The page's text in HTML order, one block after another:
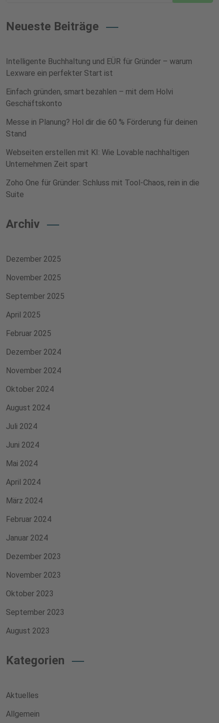
Neueste Beiträge
Intelligente Buchhaltung und EÜR für Gründer – warum
Lexware ein perfekter Start ist
Einfach gründen, smart bezahlen – mit dem Holvi
Geschäftskonto
Messe in Planung? Hol dir die 60 % Förderung für deinen
Stand
Webseiten erstellen mit KI: Wie Lovable nachhaltigen
Unternehmen Zeit spart
Zoho One für Gründer: Schluss mit Tool-Chaos, rein in die
Suite
Archiv
Dezember 2025
November 2025
September 2025
April 2025
Februar 2025
Dezember 2024
November 2024
Oktober 2024
August 2024
Juli 2024
Juni 2024
Mai 2024
April 2024
März 2024
Februar 2024
Januar 2024
Dezember 2023
November 2023
Oktober 2023
September 2023
August 2023
Kategorien
Aktuelles
Allgemein